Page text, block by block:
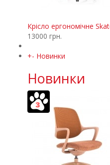
Крісло ергономічне
13000 грн.
+- Новинки
Новинки